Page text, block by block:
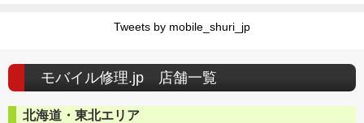
Tweets by mobile_shuri_jp
モバイル修理.jp 店舗一覧
北海道・東北エリア